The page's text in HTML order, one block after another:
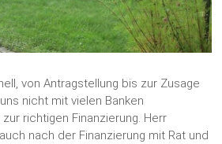
von Antragstellung bis zur Zusage
nicht mit vielen Banken
richtigen Finanzierung. Herr
nach der Finanzierung mit Rat und